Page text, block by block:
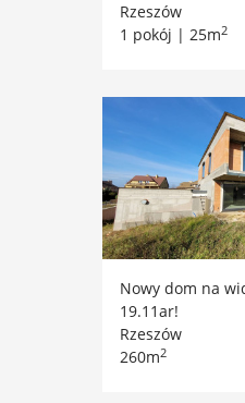
Rzeszów
1 pokój | 25m2
Nowy dom na
19.11ar!
Rzeszów
260m2